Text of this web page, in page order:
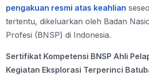
pengakuan resmi atas keahlian
tertentu, dikeluarkan oleh Badan
Profesi (BNSP) di Indonesia.
Sertifikat Kompetensi BNSP Ahli
Kegiatan Eksplorasi Terperinci